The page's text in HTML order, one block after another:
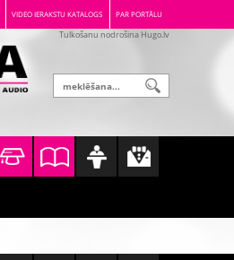
VIDEO IERAKSTU KATALOGS PAR PORTĀLU
Tulkošanu nodrošina Hugo.lv